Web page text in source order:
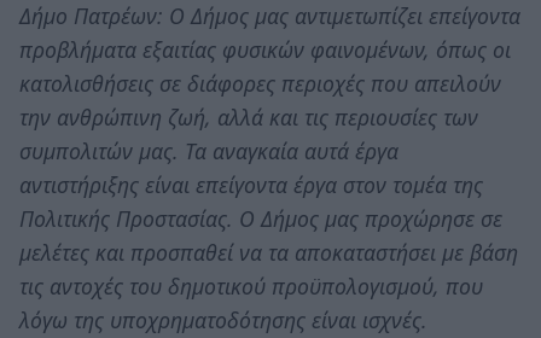
Δήμο Πατρέων: Ο Δήμος μας αντιμετωπίζει επείγοντα
προβλήματα εξαιτίας φυσικών φαινομένων, όπως οι
κατολισθήσεις σε διάφορες περιοχές που απειλούν
την ανθρώπινη ζωή, αλλά και τις περιουσίες των
συμπολιτών μας. Τα αναγκαία αυτά έργα
αντιστήριξης είναι επείγοντα έργα στον τομέα της
Πολιτικής Προστασίας. Ο Δήμος μας προχώρησε σε
μελέτες και προσπαθεί να τα αποκαταστήσει με βάση
τις αντοχές του δημοτικού προϋπολογισμού, που
λόγω της υποχρηματοδότησης είναι ισχνές.